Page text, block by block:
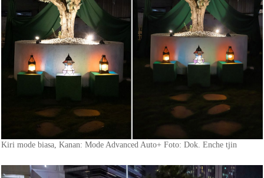
Kiri mode biasa, Kanan: Mode Advanced Auto+ Foto: Dok. Enche tjin